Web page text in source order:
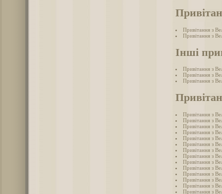
Привітання з
Привітання з
Інші
Привітання з
Привітання з
Привітання з
Привітання з
Привітання з
Привітання з
Привітання з
Привітання з
Привітання з
Привітання з
Привітання з
Привітання з
Привітання з
Привітання з
Привітання з
Привітання з
Привітання з